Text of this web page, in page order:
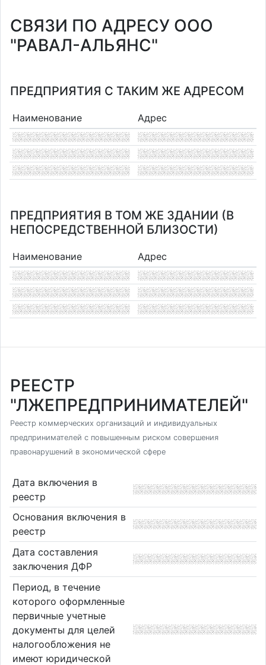
СВЯЗИ ПО АДРЕСУ ООО
"РАВАЛ-АЛЬЯНС"
ПРЕДПРИЯТИЯ С ТАКИМ ЖЕ АДРЕСОМ
Наименование Адрес
ПРЕДПРИЯТИЯ В ТОМ ЖЕ ЗДАНИИ (В
НЕПОСРЕДСТВЕННОЙ БЛИЗОСТИ)
Наименование Адрес
РЕЕСТР
"ЛЖЕПРЕДПРИНИМАТЕЛЕЙ"
Реестр коммерческих организаций и индивидуальных
предпринимателей с повышенным риском совершения
правонарушений в экономической сфере
Дата включения в
реестр
Основания включения в
реестр
Дата составления
заключения ДФР
Период, в течение
которого оформленные
первичные учетные
документы для целей
налогообложения не
имеют юридической